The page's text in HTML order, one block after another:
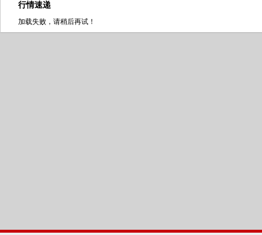
行情速递
加载失败，请稍后再试！